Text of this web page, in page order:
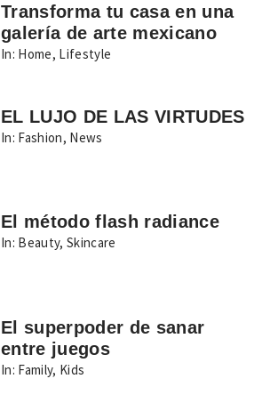
Transforma tu casa en una
galería de arte mexicano
In: Home, Lifestyle
EL LUJO DE LAS VIRTUDES
In: Fashion, News
El método flash radiance
In: Beauty,Skincare
El superpoder de sanar
entre juegos
In: Family, Kids